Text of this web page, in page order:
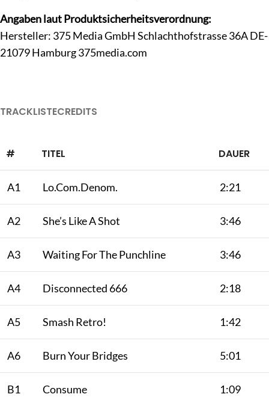
Angaben laut Produktsicherheitsverordnung:
Hersteller: 375 Media GmbH Schlachthofstrasse 36A DE-
21079 Hamburg 375media.com
TRACKLISTECREDITS
# TITEL DAUER
A1 Lo.Com.Denom. 2:21
A2 She’s Like A Shot 3:46
A3 Waiting For The Punchline 3:46
A4 Disconnected 666 2:18
A5 Smash Retro! 1:42
A6 Burn Your Bridges 5:01
B1 Consume 1:09